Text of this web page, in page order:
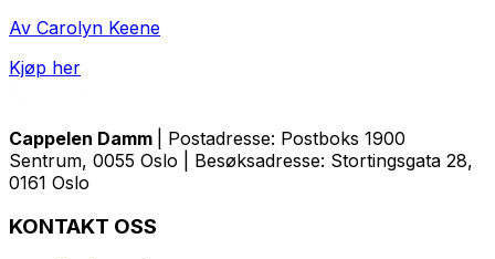
Av Carolyn Keene
Kjøp her
Cappelen Damm
| Postadresse: Postboks 1900
Sentrum, 0055 Oslo | Besøksadresse: Stortingsgata 28,
0161 Oslo
KONTAKT OSS